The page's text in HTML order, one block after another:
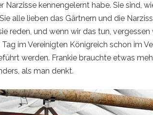
Narzisse kennengelernt habe. Sie sind,
alle lieben das Gärtnern und die
reden, und wenn wir das tun,
im Vereinigten Königreich schon im
werden. Frankie brauchte etwas
als man denkt.